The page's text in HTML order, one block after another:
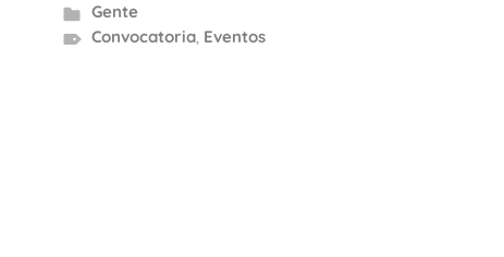
Gente
Convocatoria, Eventos